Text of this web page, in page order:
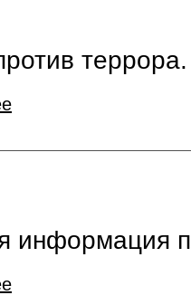
террора.
информация